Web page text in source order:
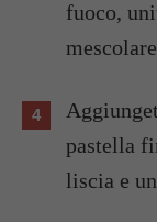
fuoco,
pastella
liscia e